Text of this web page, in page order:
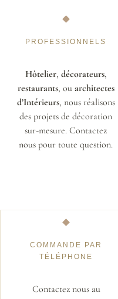
PROFESSIONNELS
Hôtelier, décorateurs,
restaurants, ou architectes
d’Intérieurs, nous réalisons
des projets de décoration
sur-mesure. Contactez
nous pour toute question.
COMMANDE PAR
TÉLÉPHONE
Contactez nous au